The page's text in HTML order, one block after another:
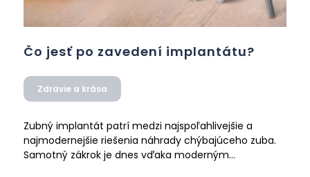
Čo jesť po zavedení implantátu?
Zdravie a krása
Zubný implantát patrí medzi najspoľahlivejšie a
najmodernejšie riešenia náhrady chýbajúceho zuba.
Samotný zákrok je dnes vďaka moderným